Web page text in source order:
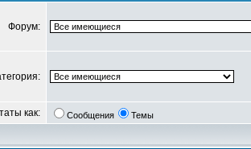
Форум:
как: Сообщения Темы